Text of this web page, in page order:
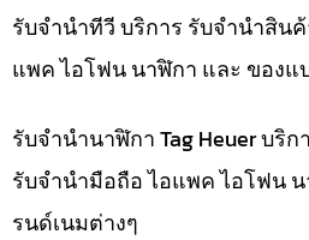
รับจำนำทีวี บริการ รับจำนำสิน
แพค ไอโฟน นาฬิกา และ ของแ
รับจำนำนาฬิกา Tag Heuer บริ
รับจำนำมือถือ ไอแพค ไอโฟน
รนด์เนมต่างๆ